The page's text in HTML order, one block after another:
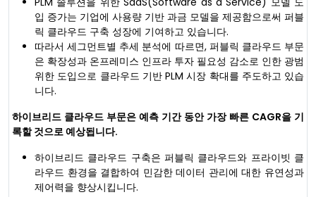
입 증가는 기업에 사용량 기반 과금 모델을 제공함으로써 퍼블
릭 클라우드 구축 성장에 기여하고 있습니다.
따라서 세그먼트별 추세 분석에 따르면, 퍼블릭 클라우드 부문
은 확장성과 온프레미스 인프라 투자 필요성 감소로 인한 광범
위한 도입으로 클라우드 기반 PLM 시장 확대를 주도하고 있습
니다.
하이브리드 클라우드 부문은 예측 기간 동안 가장 빠른 CAGR을 기
록할 것으로 예상됩니다.
하이브리드 클라우드 구축은 퍼블릭 클라우드와 프라이빗 클
라우드 환경을 결합하여 민감한 데이터 관리에 대한 유연성과
제어력을 향상시킵니다.